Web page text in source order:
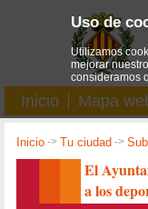
Inicio Mapa
Inicio ->Tu ciudad ->
El
a los
Uso de
Utilizamos
mejorar
consideramos